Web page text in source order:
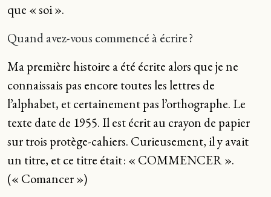
que « soi ».
Quand avez-vous commencé à écrire ?
Ma première histoire a été écrite alors que je ne
connaissais pas encore toutes les lettres de
l’alphabet, et certainement pas l’orthographe. Le
texte date de 1955. Il est écrit au crayon de papier
sur trois protège-cahiers. Curieusement, il y avait
un titre, et ce titre était : « COMMENCER ».
(« Comancer »)